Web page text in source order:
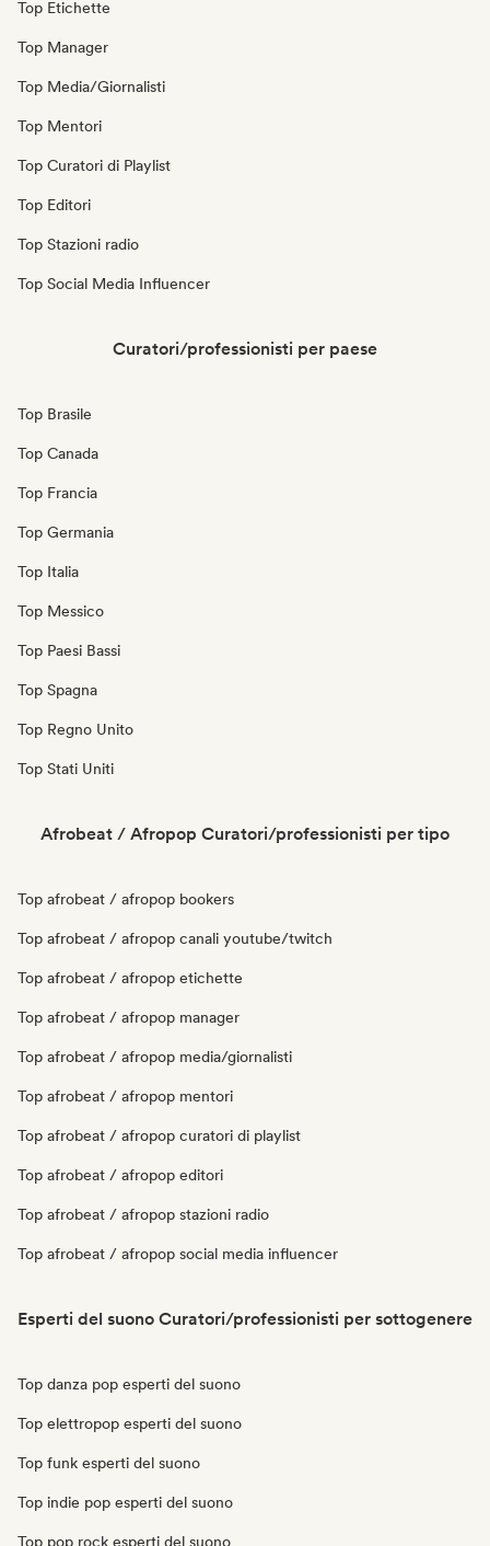
Top Etichette
Top Manager
Top Media/Giornalisti
Top Mentori
Top Curatori di Playlist
Top Editori
Top Stazioni radio
Top Social Media Influencer
Curatori/professionisti per paese
Top Brasile
Top Canada
Top Francia
Top Germania
Top Italia
Top Messico
Top Paesi Bassi
Top Spagna
Top Regno Unito
Top Stati Uniti
Afrobeat / Afropop Curatori/professionisti per tipo
Top afrobeat / afropop bookers
Top afrobeat / afropop canali youtube/twitch
Top afrobeat / afropop etichette
Top afrobeat / afropop manager
Top afrobeat / afropop media/giornalisti
Top afrobeat / afropop mentori
Top afrobeat / afropop curatori di playlist
Top afrobeat / afropop editori
Top afrobeat / afropop stazioni radio
Top afrobeat / afropop social media influencer
Esperti del suono Curatori/professionisti per sottogenere
Top danza pop esperti del suono
Top elettropop esperti del suono
Top funk esperti del suono
Top indie pop esperti del suono
Top pop rock esperti del suono